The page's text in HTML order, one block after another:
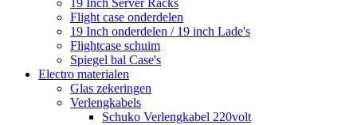
19 Inch Server Racks
Flight case onderdelen
19 Inch onderdelen / 19 inch Lade's
Flightcase schuim
Spiegel bal Case's
Electro materialen
Glas zekeringen
Verlengkabels
Schuko Verlengkabel 220volt